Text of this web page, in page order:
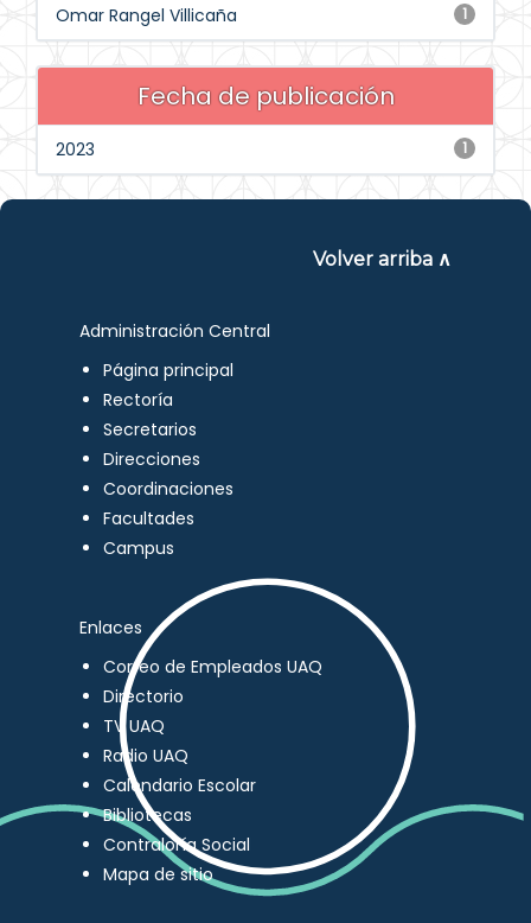
1
Omar Rangel Villicaña
Fecha de publicación
1
2023
Volver arriba ∧
Administración Central
Página principal
Rectoría
Secretarios
Direcciones
Coordinaciones
Facultades
Campus
Enlaces
Correo de Empleados UAQ
Directorio
TV UAQ
Radio UAQ
Calendario Escolar
Bibliotecas
Contraloría Social
Mapa de sitio